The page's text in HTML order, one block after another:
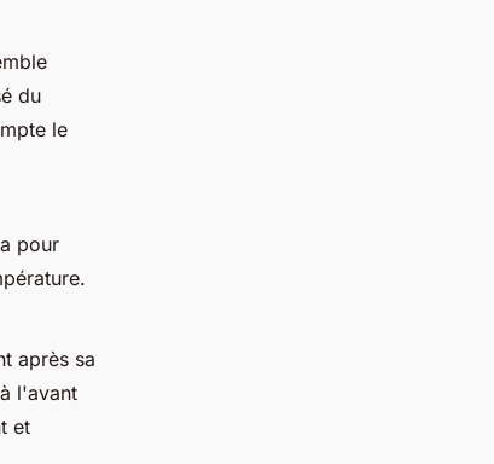
du
le
pour
après sa
l'avant
et